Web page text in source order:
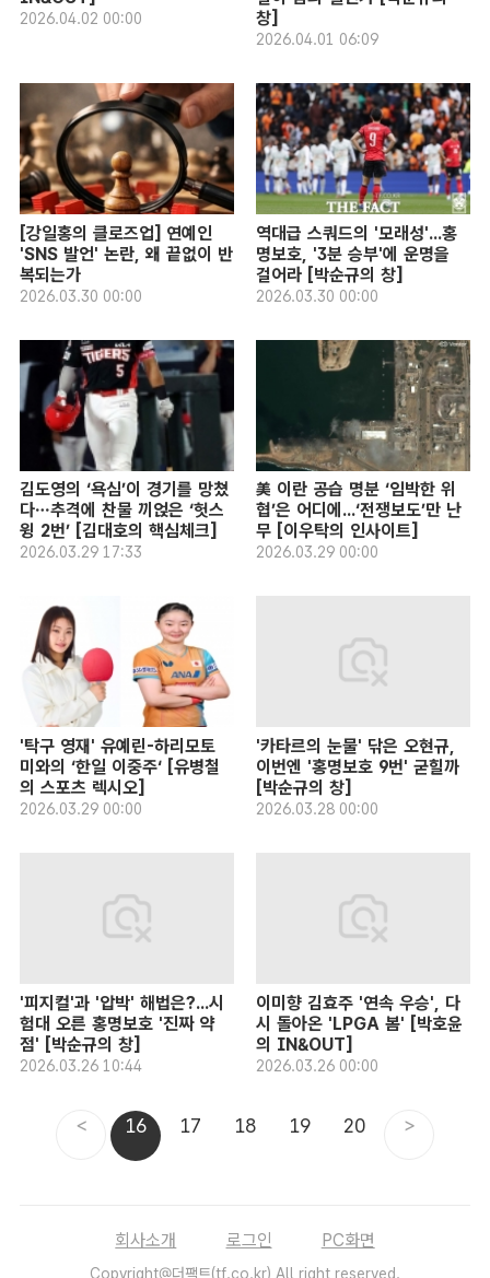
2026.04.02 00:00
창]
2026.04.01 06:09
[강일홍의 클로즈업] 연예인
'SNS 발언' 논란, 왜 끝없이 반
복되는가
2026.03.30 00:00
역대급 스쿼드의 '모래성'...홍
명보호, '3분 승부'에 운명을
걸어라 [박순규의 창]
2026.03.30 00:00
김도영의 ‘욕심’이 경기를 망쳤
다…추격에 찬물 끼얹은 ‘헛스
윙 2번’ [김대호의 핵심체크]
2026.03.29 17:33
美 이란 공습 명분 ‘임박한 위
협’은 어디에...‘전쟁보도’만 난
무 [이우탁의 인사이트]
2026.03.29 00:00
'탁구 영재' 유예린-하리모토
미와의 ‘한일 이중주‘ [유병철
의 스포츠 렉시오]
2026.03.29 00:00
'카타르의 눈물' 닦은 오현규,
이번엔 '홍명보호 9번' 굳힐까
[박순규의 창]
2026.03.28 00:00
'피지컬'과 '압박' 해법은?...시
험대 오른 홍명보호 '진짜 약
점' [박순규의 창]
2026.03.26 10:44
이미향 김효주 '연속 우승', 다
시 돌아온 'LPGA 봄' [박호윤
의 IN&OUT]
2026.03.26 00:00
< 16 17 18 19 20 >
회사소개 로그인 PC화면
Copyright@더팩트(tf.co.kr) All right reserved.